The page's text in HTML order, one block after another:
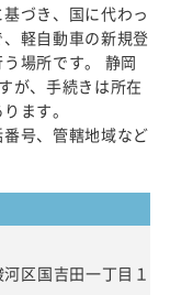
づき、国に代わっ
軽自動車の新規登
場所です。 静岡
が、手続きは所在
ます。
号、管轄地域など
区国吉田一丁目１